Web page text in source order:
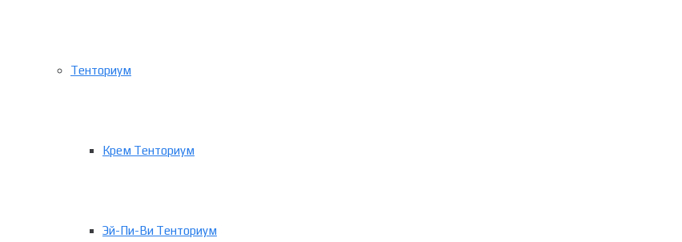
Тенториум
Крем Тенториум
Эй-Пи-Ви Тенториум